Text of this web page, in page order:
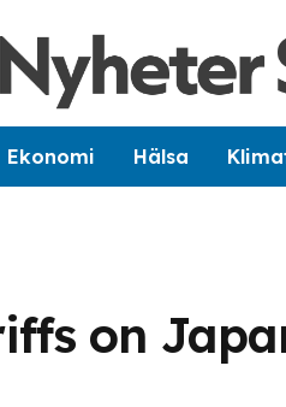
Ekonomi Hälsa
on